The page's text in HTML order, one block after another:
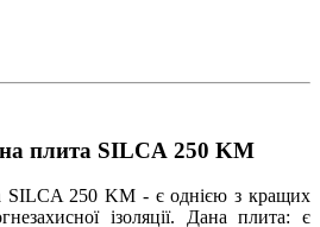
плита SILCA 250 KM
SILCA 250 KM - є однією з кращих
ізоляції. Дана плита: є